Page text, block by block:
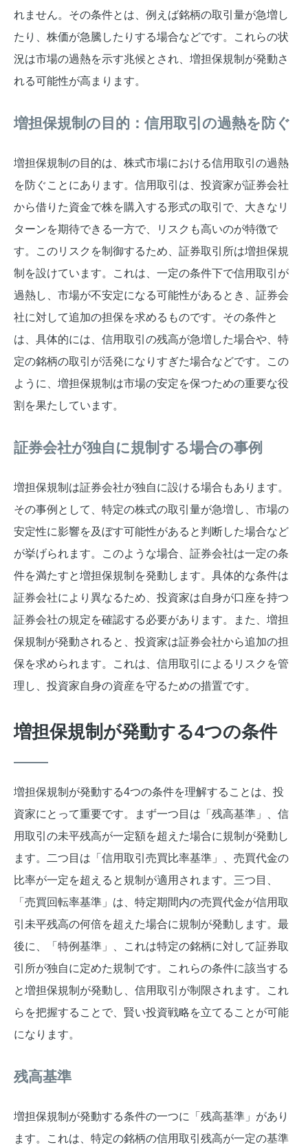
れません。その条件とは、例えば銘柄の取引量が急増し
たり、株価が急騰したりする場合などです。これらの状
況は市場の過熱を示す兆候とされ、増担保規制が発動さ
れる可能性が高まります。
増担保規制の目的：信用取引の過熱を防ぐ
増担保規制の目的は、株式市場における信用取引の過熱
を防ぐことにあります。信用取引は、投資家が証券会社
から借りた資金で株を購入する形式の取引で、大きなリ
ターンを期待できる一方で、リスクも高いのが特徴で
す。このリスクを制御するため、証券取引所は増担保規
制を設けています。これは、一定の条件下で信用取引が
過熱し、市場が不安定になる可能性があるとき、証券会
社に対して追加の担保を求めるものです。その条件と
は、具体的には、信用取引の残高が急増した場合や、特
定の銘柄の取引が活発になりすぎた場合などです。この
ように、増担保規制は市場の安定を保つための重要な役
割を果たしています。
証券会社が独自に規制する場合の事例
増担保規制は証券会社が独自に設ける場合もあります。
その事例として、特定の株式の取引量が急増し、市場の
安定性に影響を及ぼす可能性があると判断した場合など
が挙げられます。このような場合、証券会社は一定の条
件を満たすと増担保規制を発動します。具体的な条件は
証券会社により異なるため、投資家は自身が口座を持つ
証券会社の規定を確認する必要があります。また、増担
保規制が発動されると、投資家は証券会社から追加の担
保を求められます。これは、信用取引によるリスクを管
理し、投資家自身の資産を守るための措置です。
増担保規制が発動する4つの条件
増担保規制が発動する4つの条件を理解することは、投
資家にとって重要です。まず一つ目は「残高基準」、信
用取引の未平残高が一定額を超えた場合に規制が発動し
ます。二つ目は「信用取引売買比率基準」、売買代金の
比率が一定を超えると規制が適用されます。三つ目、
「売買回転率基準」は、特定期間内の売買代金が信用取
引未平残高の何倍を超えた場合に規制が発動します。最
後に、「特例基準」、これは特定の銘柄に対して証券取
引所が独自に定めた規制です。これらの条件に該当する
と増担保規制が発動し、信用取引が制限されます。これ
らを把握することで、賢い投資戦略を立てることが可能
になります。
残高基準
増担保規制が発動する条件の一つに「残高基準」があり
ます。これは、特定の銘柄の信用取引残高が一定の基準